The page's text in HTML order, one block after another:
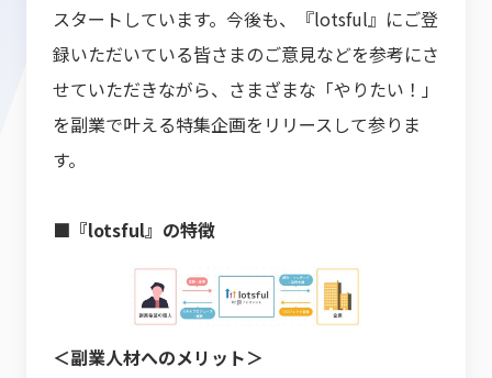
スタートしています。今後も、『lotsful』にご登
録いただいている皆さまのご意見などを参考にさ
せていただきながら、さまざまな「やりたい！」
を副業で叶える特集企画をリリースして参りま
す。
■『lotsful』の特徴
＜副業人材へのメリット＞